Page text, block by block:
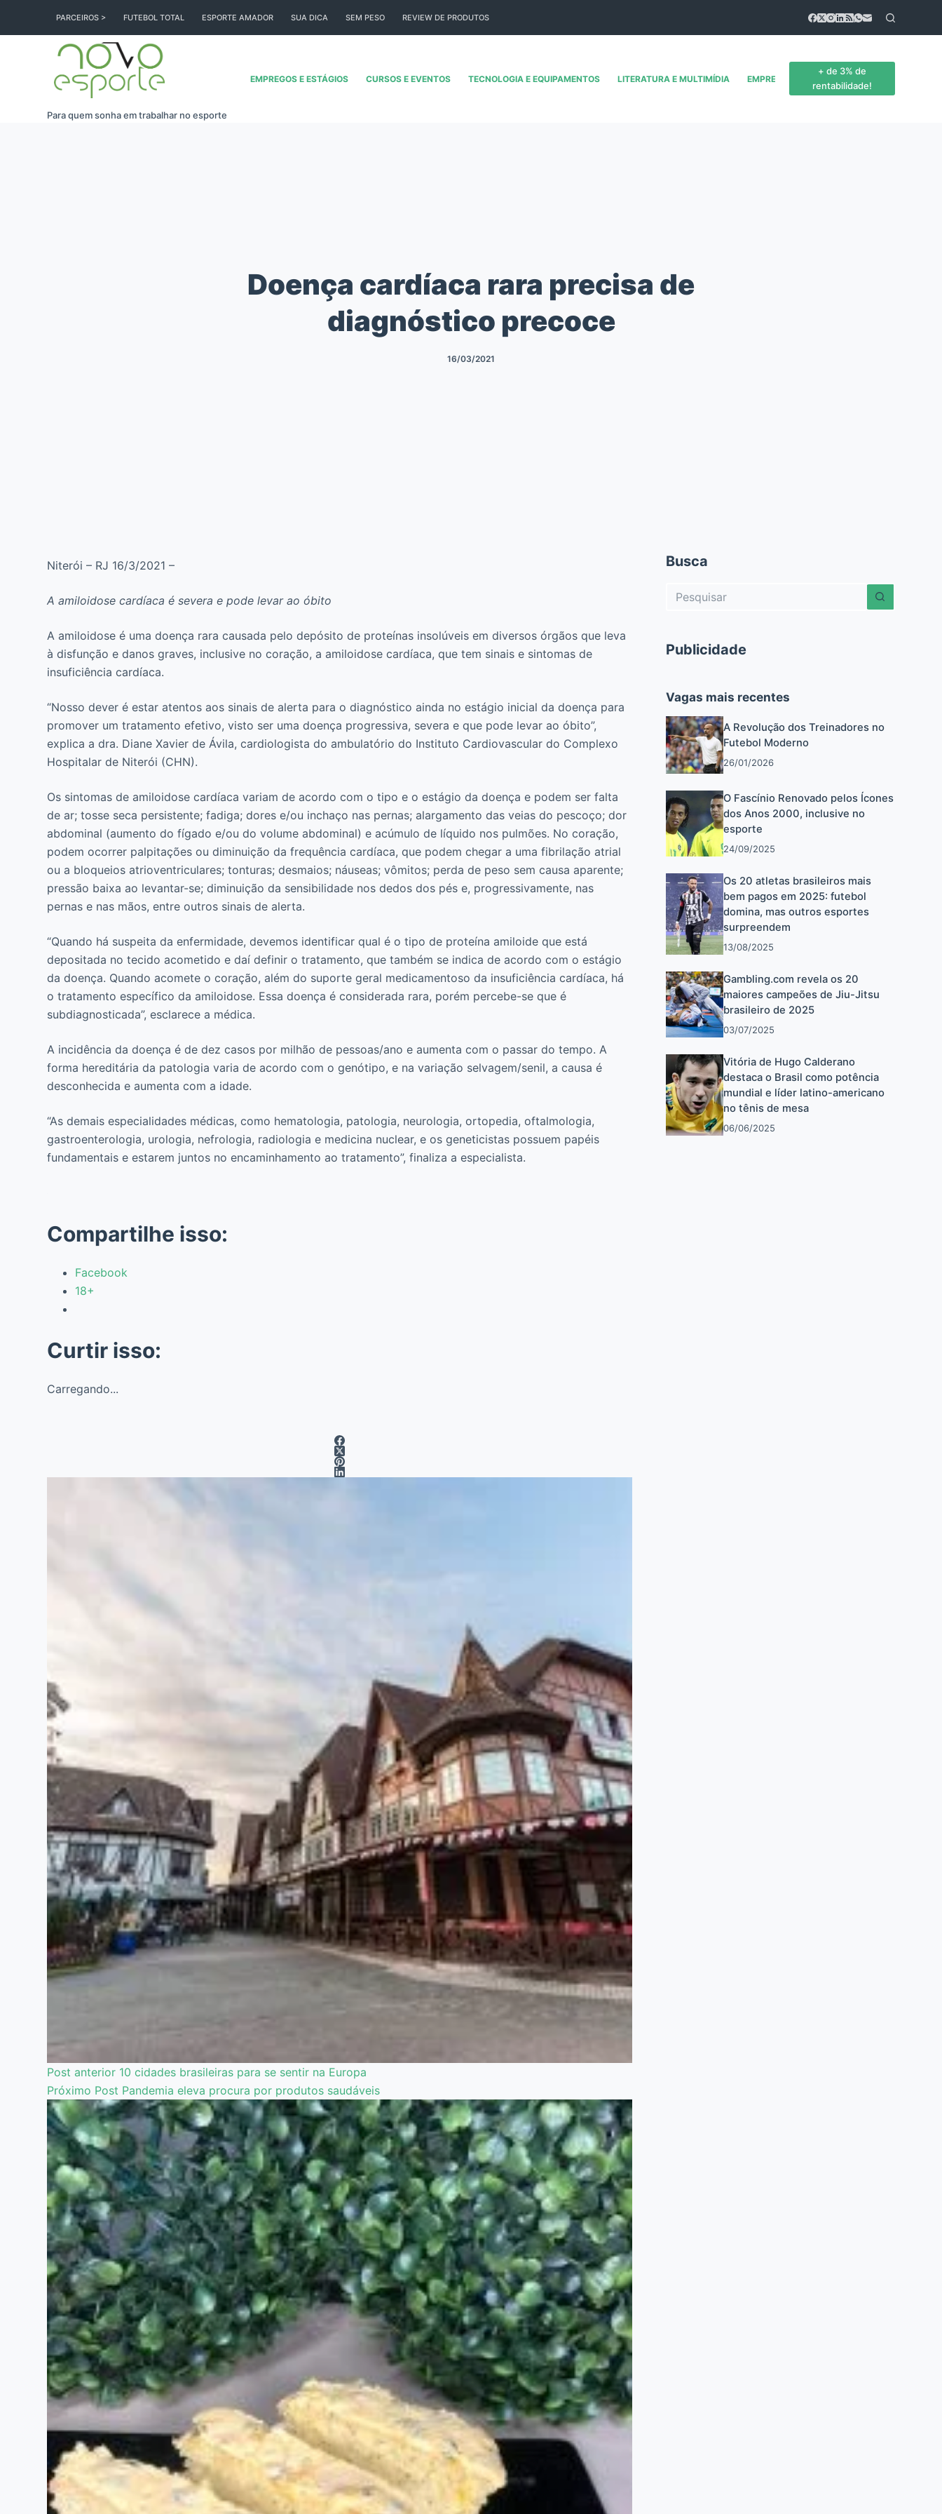
PARCEIROS > FUTEBOL TOTAL ESPORTE AMADOR SUA DICA SEM PESO REVIEW DE PRODUTOS
Para quem sonha em trabalhar no esporte
EMPREGOS E ESTÁGIOS CURSOS E EVENTOS TECNOLOGIA E EQUIPAMENTOS LITERATURA E MULTIMÍDIA EMPREENDEDORISMO
+ de 3% de
rentabilidade!
Doença cardíaca rara precisa de
diagnóstico precoce
16/03/2021
Niterói – RJ 16/3/2021 –
A amiloidose cardíaca é severa e pode levar ao óbito
A amiloidose é uma doença rara causada pelo depósito de proteínas insolúveis em diversos órgãos que leva
à disfunção e danos graves, inclusive no coração, a amiloidose cardíaca, que tem sinais e sintomas de
insuficiência cardíaca.
“Nosso dever é estar atentos aos sinais de alerta para o diagnóstico ainda no estágio inicial da doença para
promover um tratamento efetivo, visto ser uma doença progressiva, severa e que pode levar ao óbito”,
explica a dra. Diane Xavier de Ávila, cardiologista do ambulatório do Instituto Cardiovascular do Complexo
Hospitalar de Niterói (CHN).
Os sintomas de amiloidose cardíaca variam de acordo com o tipo e o estágio da doença e podem ser falta
de ar; tosse seca persistente; fadiga; dores e/ou inchaço nas pernas; alargamento das veias do pescoço; dor
abdominal (aumento do fígado e/ou do volume abdominal) e acúmulo de líquido nos pulmões. No coração,
podem ocorrer palpitações ou diminuição da frequência cardíaca, que podem chegar a uma fibrilação atrial
ou a bloqueios atrioventriculares; tonturas; desmaios; náuseas; vômitos; perda de peso sem causa aparente;
pressão baixa ao levantar-se; diminuição da sensibilidade nos dedos dos pés e, progressivamente, nas
pernas e nas mãos, entre outros sinais de alerta.
“Quando há suspeita da enfermidade, devemos identificar qual é o tipo de proteína amiloide que está
depositada no tecido acometido e daí definir o tratamento, que também se indica de acordo com o estágio
da doença. Quando acomete o coração, além do suporte geral medicamentoso da insuficiência cardíaca, há
o tratamento específico da amiloidose. Essa doença é considerada rara, porém percebe-se que é
subdiagnosticada”, esclarece a médica.
A incidência da doença é de dez casos por milhão de pessoas/ano e aumenta com o passar do tempo. A
forma hereditária da patologia varia de acordo com o genótipo, e na variação selvagem/senil, a causa é
desconhecida e aumenta com a idade.
“As demais especialidades médicas, como hematologia, patologia, neurologia, ortopedia, oftalmologia,
gastroenterologia, urologia, nefrologia, radiologia e medicina nuclear, e os geneticistas possuem papéis
fundamentais e estarem juntos no encaminhamento ao tratamento”, finaliza a especialista.
Compartilhe isso:
Facebook
18+
Curtir isso:
Carregando...
Post anterior 10 cidades brasileiras para se sentir na Europa
Próximo Post Pandemia eleva procura por produtos saudáveis
Busca
Sem
Publicidade
Vagas mais recentes
A Revolução dos Treinadores no
Futebol Moderno
26/01/2026
O Fascínio Renovado pelos Ícones
dos Anos 2000, inclusive no
esporte
24/09/2025
Os 20 atletas brasileiros mais
bem pagos em 2025: futebol
domina, mas outros esportes
surpreendem
13/08/2025
Gambling.com revela os 20
maiores campeões de Jiu-Jitsu
brasileiro de 2025
03/07/2025
Vitória de Hugo Calderano
destaca o Brasil como potência
mundial e líder latino-americano
no tênis de mesa
06/06/2025